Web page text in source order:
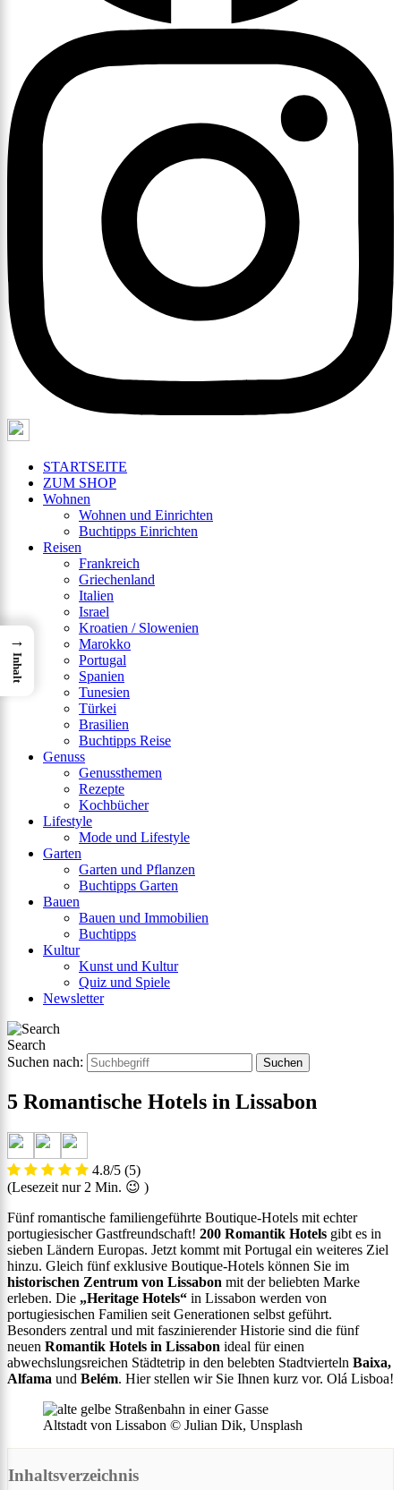
STARTSEITE
ZUM SHOP
Wohnen
Wohnen und Einrichten
Buchtipps Einrichten
Reisen
Frankreich
Griechenland
Italien
Israel
Kroatien / Slowenien
Marokko
Portugal
Spanien
Tunesien
Türkei
Brasilien
Buchtipps Reise
Genuss
Genussthemen
Rezepte
Kochbücher
Lifestyle
Mode und Lifestyle
Garten
Garten und Pflanzen
Buchtipps Garten
Bauen
Bauen und Immobilien
Buchtipps
Kultur
Kunst und Kultur
Quiz und Spiele
Newsletter
Search
Suchen nach:
5 Romantische Hotels in Lissabon
4.8/5 (5)
(Lesezeit nur 2 Min. 😉 )
Fünf romantische familiengeführte Boutique-Hotels mit echter
portugiesischer Gastfreundschaft! 200 Romantik Hotels gibt es in
sieben Ländern Europas. Jetzt kommt mit Portugal ein weiteres Ziel
hinzu. Gleich fünf exklusive Boutique-Hotels können Sie im
historischen Zentrum von Lissabon mit der beliebten Marke
erleben. Die „Heritage Hotels“ in Lissabon werden von
portugiesischen Familien seit Generationen selbst geführt.
Besonders zentral und mit faszinierender Historie sind die fünf
neuen Romantik Hotels in Lissabon ideal für einen
abwechslungsreichen Städtetrip in den belebten Stadtvierteln Baixa,
Alfama und Belém. Hier stellen wir Sie Ihnen kurz vor. Olá Lisboa!
Altstadt von Lissabon © Julian Dik, Unsplash
Inhaltsverzeichnis
→
Inhalt